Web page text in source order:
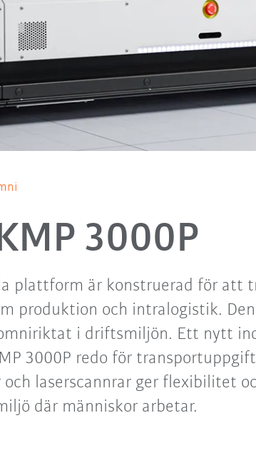
3000P
plattform är konstruerad för att
produktion och intralogistik.
i driftsmiljön. Ett nytt
3000P redo för
laserscannrar ger flexibilitet
där människor arbetar.